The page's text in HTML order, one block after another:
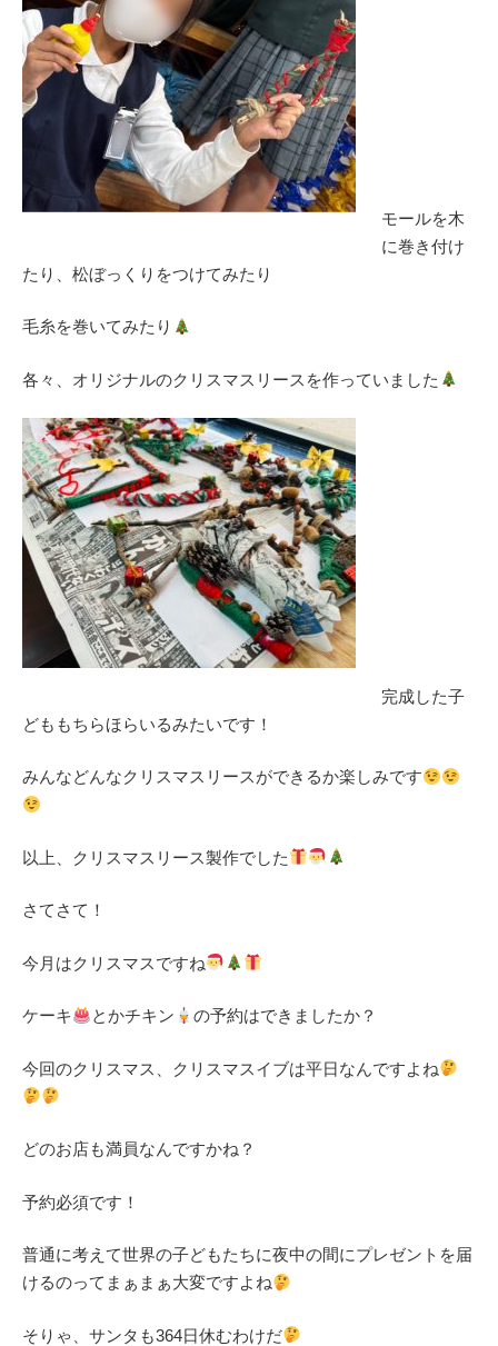
モールを木
に巻き付け
たり、松ぼっくりをつけてみたり
毛糸を巻いてみたり
各々、オリジナルのクリスマスリースを作っていました
完成した子
どももちらほらいるみたいです！
みんなどんなクリスマスリースができるか楽しみです
以上、クリスマスリース製作でした
さてさて！
今月はクリスマスですね
ケーキ とかチキン の予約はできましたか？
今回のクリスマス、クリスマスイブは平日なんですよね
どのお店も満員なんですかね？
予約必須です！
普通に考えて世界の子どもたちに夜中の間にプレゼントを届
けるのってまぁまぁ大変ですよね
そりゃ、サンタも364日休むわけだ